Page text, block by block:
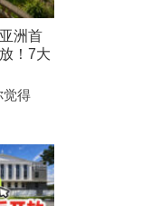
洲首
！7大
觉得